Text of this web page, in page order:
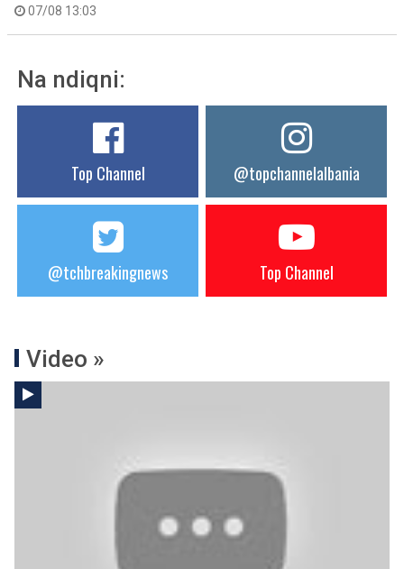
07/08 13:03
Na ndiqni:
Top Channel @topchannelalbania
@tchbreakingnews Top Channel
Video »